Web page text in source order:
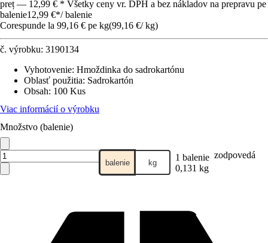
preț — 12,99 € * Všetky ceny vr. DPH a bez nákladov na prepravu pe
balenie12,99 €*/ balenie
Corespunde la 99,16 € pe kg(99,16 €/ kg)
č. výrobku: 3190134
Vyhotovenie: Hmoždinka do sadrokartónu
Oblasť použitia: Sadrokartón
Obsah: 100 Kus
Viac informácií o výrobku
Množstvo (balenie)
balenie kg 1 balenie zodpovedá
0,131 kg